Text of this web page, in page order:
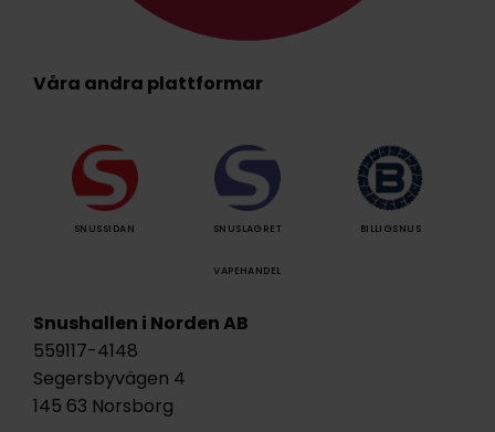
Våra andra plattformar
SNUSSIDAN SNUSLAGRET BILLIGSNUS
VAPEHANDEL
Snushallen i Norden AB
559117-4148
Segersbyvägen 4
145 63 Norsborg